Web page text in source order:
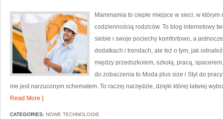
Mammamia to ciepłe miejsce w sieci, w
codziennością rodziców. To blog internetowy
siebie i swoje pociechy komfortowo, a
dodatkach i trendach, ale też o tym, jak
między przedszkolem, szkołą, pracą,
do zobaczenia to Moda plus size i Styl do
nie jest narzuconym schematem. To raczej narzędzie, dzięki której łatwiej
Read More ]
CATEGORIES: NOWE TECHNOLOGIE